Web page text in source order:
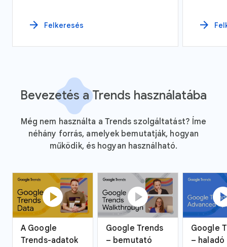
arrow_forward Felkeresés arrow_forward
Bevezetés a Trends használatába
Még nem használta a Trends szolgáltatást? Íme
néhány forrás, amelyek bemutatják, hogyan
működik, és hogyan használható.
play_circle
A Google
Trends-adatok
play_circle
Google Trends
– bemutató
Google
–